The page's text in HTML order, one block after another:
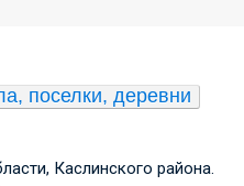
поселки, деревни
Каслинского района.